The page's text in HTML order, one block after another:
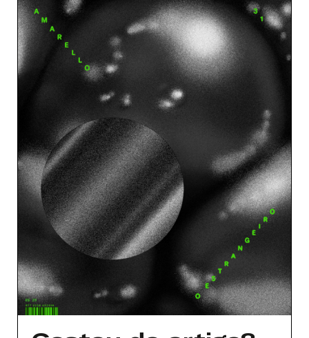
Nome de usuário ou endereço de e-
mail
Senha